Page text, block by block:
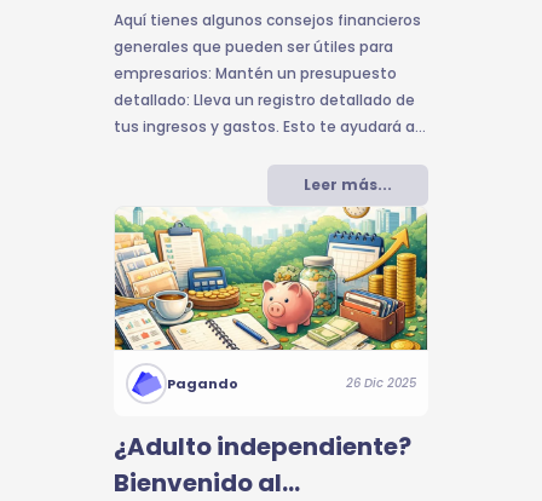
empresarios
Aquí tienes algunos consejos financieros
generales que pueden ser útiles para
empresarios: Mantén un presupuesto
detallado: Lleva un registro detallado de
tus ingresos y gastos. Esto te ayudará a
identificar áreas donde puedas reducir
costos o aumentar ingresos.
Leer más...
¿Adulto independiente?
Bienvenido al
Pagando 26 Dic 2025